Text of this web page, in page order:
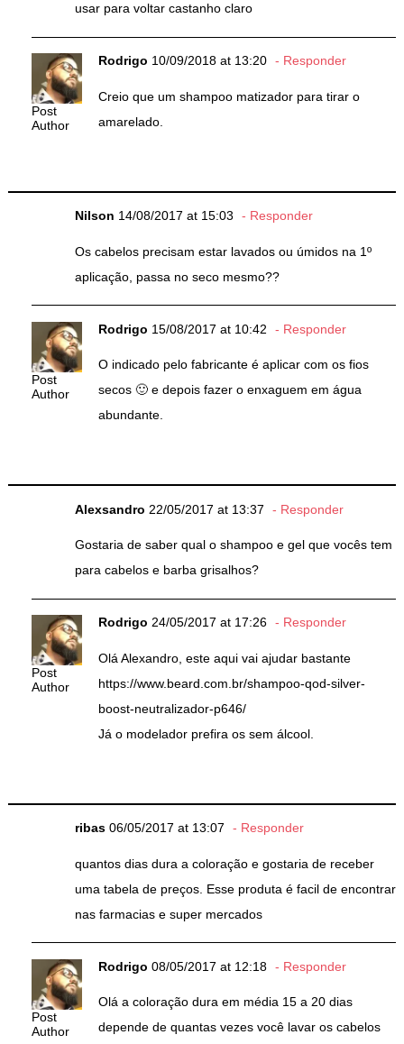
usar para voltar castanho claro
Post
Author
Rodrigo 10/09/2018 at 13:20 Responder
Creio que um shampoo matizador para tirar o
amarelado.
Nilson 14/08/2017 at 15:03 Responder
Os cabelos precisam estar lavados ou úmidos na 1º
aplicação, passa no seco mesmo??
Post
Author
Rodrigo 15/08/2017 at 10:42 Responder
O indicado pelo fabricante é aplicar com os fios
secos 🙂 e depois fazer o enxaguem em água
abundante.
Alexsandro 22/05/2017 at 13:37 Responder
Gostaria de saber qual o shampoo e gel que vocês tem
para cabelos e barba grisalhos?
Post
Author
Rodrigo 24/05/2017 at 17:26 Responder
Olá Alexandro, este aqui vai ajudar bastante
https://www.beard.com.br/shampoo-qod-silver-
boost-neutralizador-p646/
Já o modelador prefira os sem álcool.
ribas 06/05/2017 at 13:07 Responder
quantos dias dura a coloração e gostaria de receber
uma tabela de preços. Esse produta é facil de encontrar
nas farmacias e super mercados
Post
Author
Rodrigo 08/05/2017 at 12:18 Responder
Olá a coloração dura em média 15 a 20 dias
depende de quantas vezes você lavar os cabelos